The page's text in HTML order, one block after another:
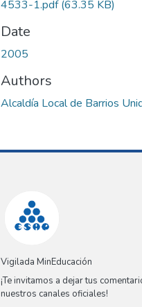
4533-1.pdf(63.35 KB)
Date
2005
Authors
Alcaldía Local de Barrios
Vigilada MinEducación
¡Te invitamos a dejar tus
nuestros canales oficiales!